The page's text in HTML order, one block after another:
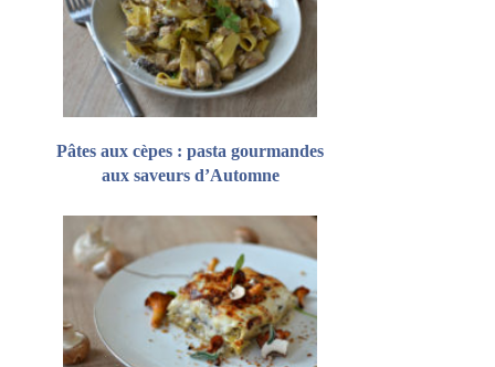
Pâtes aux cèpes : pasta gourmandes
aux saveurs d’Automne